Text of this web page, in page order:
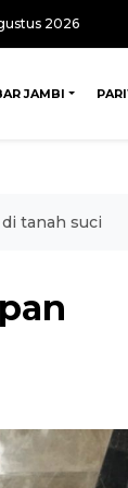
2026
JAMBI
tanah suci